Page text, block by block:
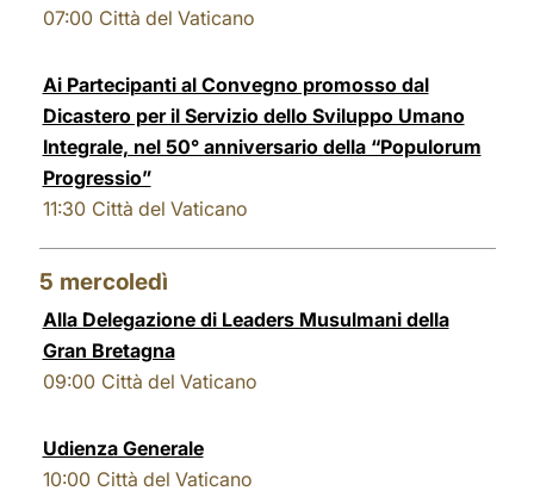
07:00 Città del Vaticano
Ai Partecipanti al Convegno promosso dal
Dicastero per il Servizio dello Sviluppo Umano
Integrale, nel 50° anniversario della “Populorum
Progressio”
11:30 Città del Vaticano
5 mercoledì
Alla Delegazione di Leaders Musulmani della
Gran Bretagna
09:00 Città del Vaticano
Udienza Generale
10:00 Città del Vaticano